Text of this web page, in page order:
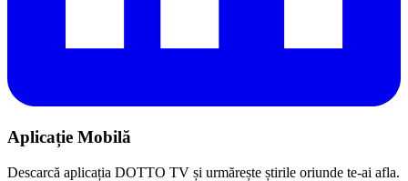
Aplicație Mobilă
Descarcă aplicația DOTTO TV și urmărește știrile oriunde te-ai afla.